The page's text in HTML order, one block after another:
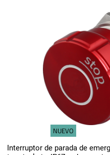
NUEVO
Interruptor de parada de